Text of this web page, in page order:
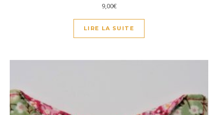
9,00€
LIRE LA SUITE